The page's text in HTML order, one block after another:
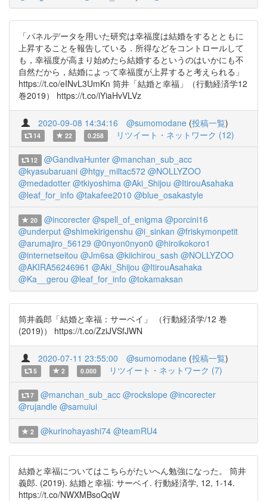
「パネルデータを用いた研究は幸福度は結婚をするとともに
上昇することを報告している．所得などをコントロールして
も，幸福度が高まり始めたら結婚するというのはいかにも不
自然だから，結婚によって幸福度が上昇すると考えられる」
https://t.co/eINvL3UmKn 筒井「結婚と幸福」（行動経済学12
巻2019） https://t.co/iYiaHvVLVz
2020-09-08 14:34:16 @sumomodane (投稿一覧)
14 22 0.258 リツイート・ネットワーク (12)
12 @GandivaHunter @manchan_sub_acc
@kyasubaruani @htgy_miltac572 @NOLLYZOO
@medadotter @tkiyoshima @Aki_Shijou @ItirouAsahaka
@leaf_for_info @takafee2010 @blue_osakastyle
20 @incorecter @spell_of_enigma @porcini16
@underput @shimekirigenshu @i_sinkan @friskymonpetit
@arumajiro_56129 @0nyon0nyon0 @hiroikokoro1
@internetseitou @Jm6sa @kiichirou_sash @NOLLYZOO
@AKIRA56246961 @Aki_Shijou @ItirouAsahaka
@Ka__gerou @leaf_for_info @tokamaksan
筒井義郎「結婚と幸福：サーベイ」 （行動経済学/12 巻
(2019)） https://t.co/ZziJVSfJWN
2020-07-11 23:55:00 @sumomodane (投稿一覧)
5 2 0.000 リツイート・ネットワーク (7)
7 @manchan_sub_acc @rockslope @incorecter
@rujandle @samuiui
2 @kurinohayashi74 @teamRU4
結婚と幸福についてはこちらがたいへん勉強になった。 筒井
義郎. (2019). 結婚と幸福: サーベイ. 行動経済学, 12, 1-14.
https://t.co/NWXMBsoQqW